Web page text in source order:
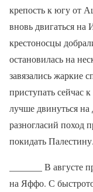
крепость к югу от
вновь двигаться
крестоносцы
остановилась на
завязались жаркие
приступать сейчас
лучше двинуться
разногласий поход
покидать Палестину.
_______ В августе
на Яффо. С